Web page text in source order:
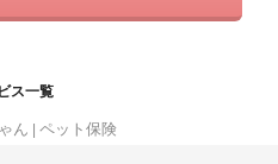
ス一覧
ん ペット保険